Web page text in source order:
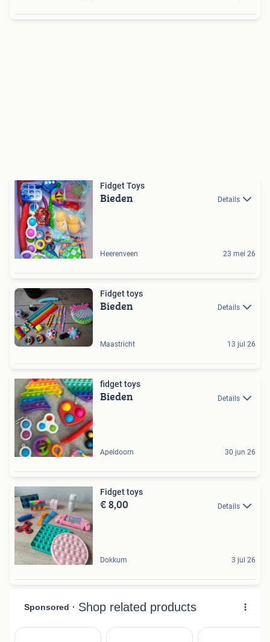
Fidget Toys
Bieden Details
Heerenveen 23 mei 26
Fidget toys
Bieden Details
Maastricht 13 jul 26
fidget toys
Bieden Details
Apeldoorn 30 jun 26
Fidget toys
€ 8,00 Details
Dokkum 3 jul 26